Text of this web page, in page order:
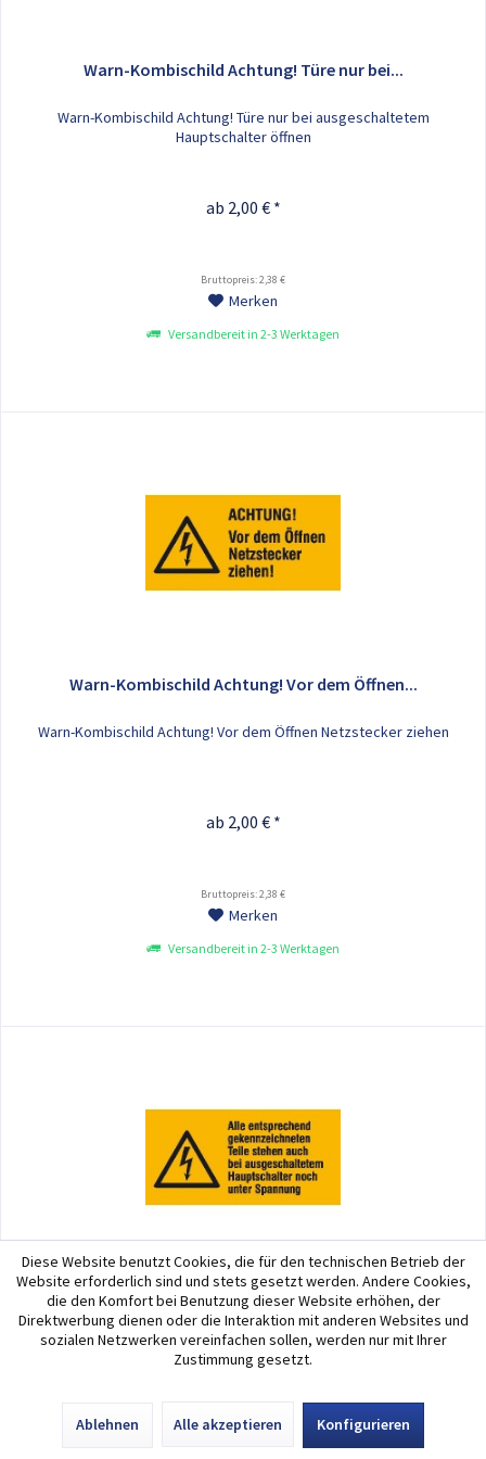
Warn-Kombischild Achtung! Türe nur bei...
Warn-Kombischild Achtung! Türe nur bei ausgeschaltetem
Hauptschalter öffnen
ab 2,00 € *
Bruttopreis: 2,38 €
Merken
Versandbereit in 2-3 Werktagen
Warn-Kombischild Achtung! Vor dem Öffnen...
Warn-Kombischild Achtung! Vor dem Öffnen Netzstecker ziehen
ab 2,00 € *
Bruttopreis: 2,38 €
Merken
Versandbereit in 2-3 Werktagen
Warn-Kombischild Alle entsprechend...
Warn-Kombischild Alle entsprechend gekennzeichneten Teile stehen
auch bei ausgeschaltetem Hauptschal
ab 2,00 € *
Diese Website benutzt Cookies, die für den technischen Betrieb der
Website erforderlich sind und stets gesetzt werden. Andere Cookies,
die den Komfort bei Benutzung dieser Website erhöhen, der
Direktwerbung dienen oder die Interaktion mit anderen Websites und
sozialen Netzwerken vereinfachen sollen, werden nur mit Ihrer
Zustimmung gesetzt.
Ablehnen Alle akzeptieren Konfigurieren